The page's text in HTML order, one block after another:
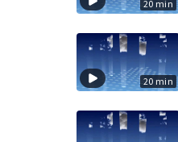
20 min
20 min